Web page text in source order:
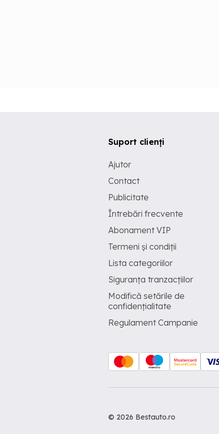
Suport clienți
Ajutor
Contact
Publicitate
Întrebări frecvente
Abonament VIP
Termeni și condiții
Lista categoriilor
Siguranța tranzacțiilor
Modifică setările de
confidențialitate
Regulament Campanie
© 2026 Bestauto.ro